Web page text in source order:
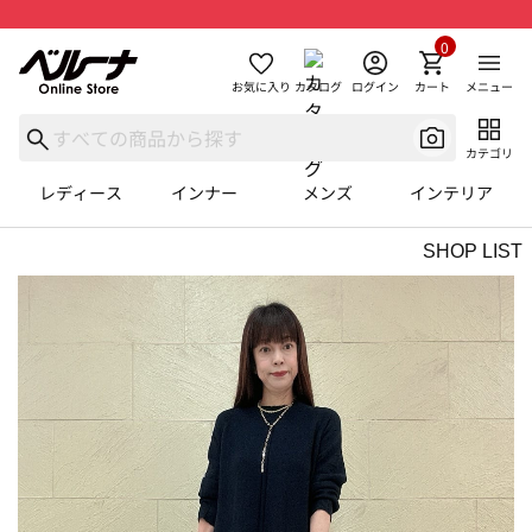
お気に入り カタログ ログイン カート
0
メニュー
カテゴリ
レディース インナー メンズ インテリア
SHOP LIST